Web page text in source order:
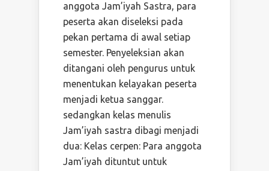
anggota Jam’iyah Sastra, para
peserta akan diseleksi pada
pekan pertama di awal setiap
semester. Penyeleksian akan
ditangani oleh pengurus untuk
menentukan kelayakan peserta
menjadi ketua sanggar.
sedangkan kelas menulis
Jam’iyah sastra dibagi menjadi
dua: Kelas cerpen: Para anggota
Jam’iyah dituntut untuk